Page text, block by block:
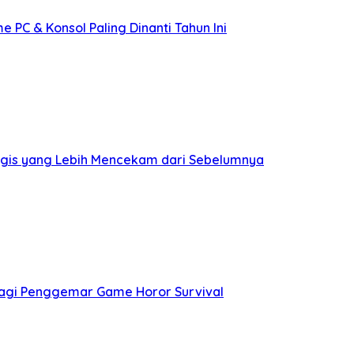
& Konsol Paling Dinanti Tahun Ini
yang Lebih Mencekam dari Sebelumnya
Penggemar Game Horor Survival